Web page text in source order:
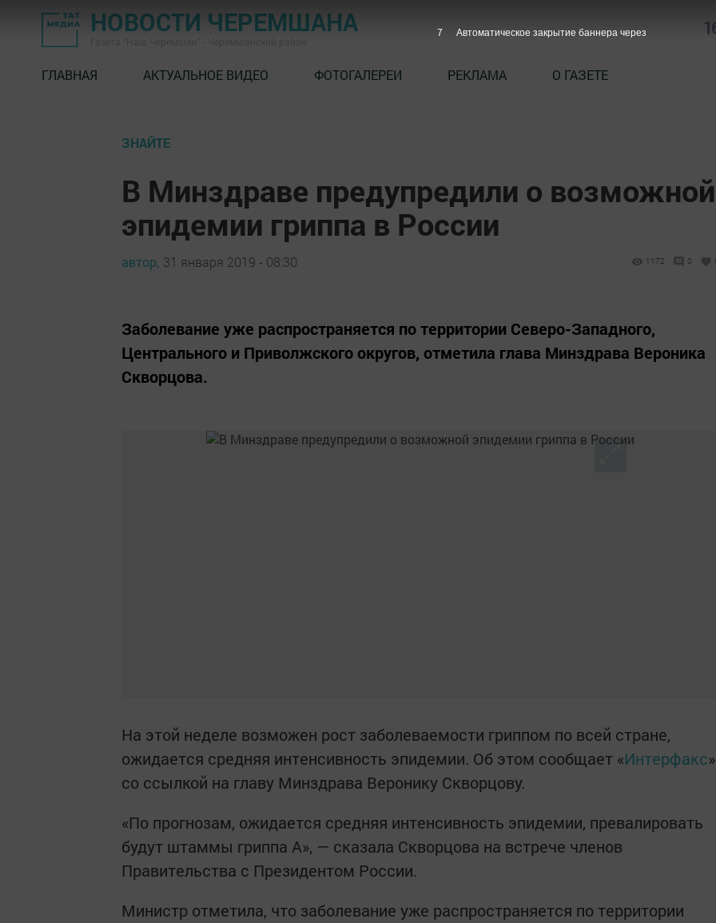
НОВОСТИ ЧЕРЕМШАНА
ГЛАВНАЯ АКТУАЛЬНОЕ ВИДЕО ФОТОГАЛЕРЕИ РЕКЛАМА О ГАЗЕТЕ
ЗНАЙТЕ
В Минздраве предупредили о возможной
эпидемии гриппа в России
автор, 31 января 2019 - 08:30 1172 0
Заболевание уже распространяется по территории Северо-Западного,
Центрального и Приволжского округов, отметила глава Минздрава Вероника
Скворцова.
На этой неделе возможен рост заболеваемости гриппом по всей стране,
ожидается средняя интенсивность эпидемии. Об этом сообщает «Интерфакс»
со ссылкой на главу Минздрава Веронику Скворцову.
«По прогнозам, ожидается средняя интенсивность эпидемии, превалировать
будут штаммы гриппа A», — сказала Скворцова на встрече членов
Правительства с Президентом России.
Министр отметила, что заболевание уже распространяется по территории
6 Автоматическое закрытие баннера через